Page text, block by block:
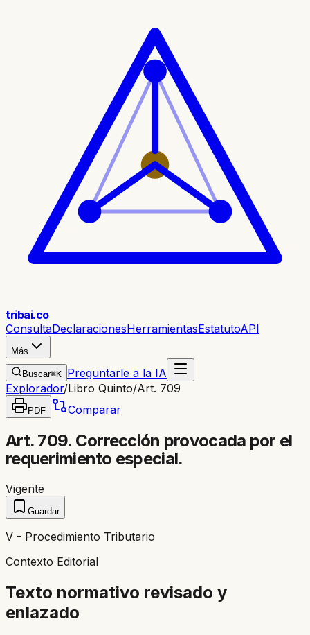
tribai.co
ConsultaDeclaracionesHerramientasEstatutoAPI
Más
Buscar⌘K Preguntarle a la IA
Explorador/Libro Quinto/Art. 709
PDF Comparar
Art. 709. Corrección provocada por el
requerimiento especial.
Vigente
Guardar
V - Procedimiento Tributario
Contexto Editorial
Texto normativo revisado y
enlazado